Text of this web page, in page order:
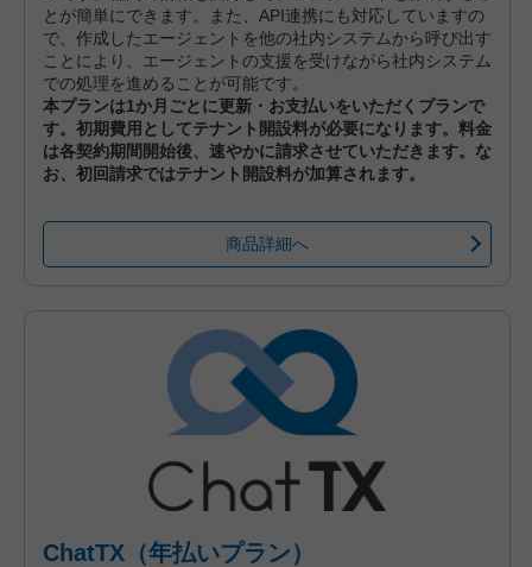
とが簡単にできます。また、API連携にも対応していますの
で、作成したエージェントを他の社内システムから呼び出す
ことにより、エージェントの支援を受けながら社内システム
での処理を進めることが可能です。
本プランは1か月ごとに更新・お支払いをいただくプランで
す。初期費用としてテナント開設料が必要になります。料金
は各契約期間開始後、速やかに請求させていただきます。な
お、初回請求ではテナント開設料が加算されます。
商品詳細へ
ChatTX（年払いプラン）